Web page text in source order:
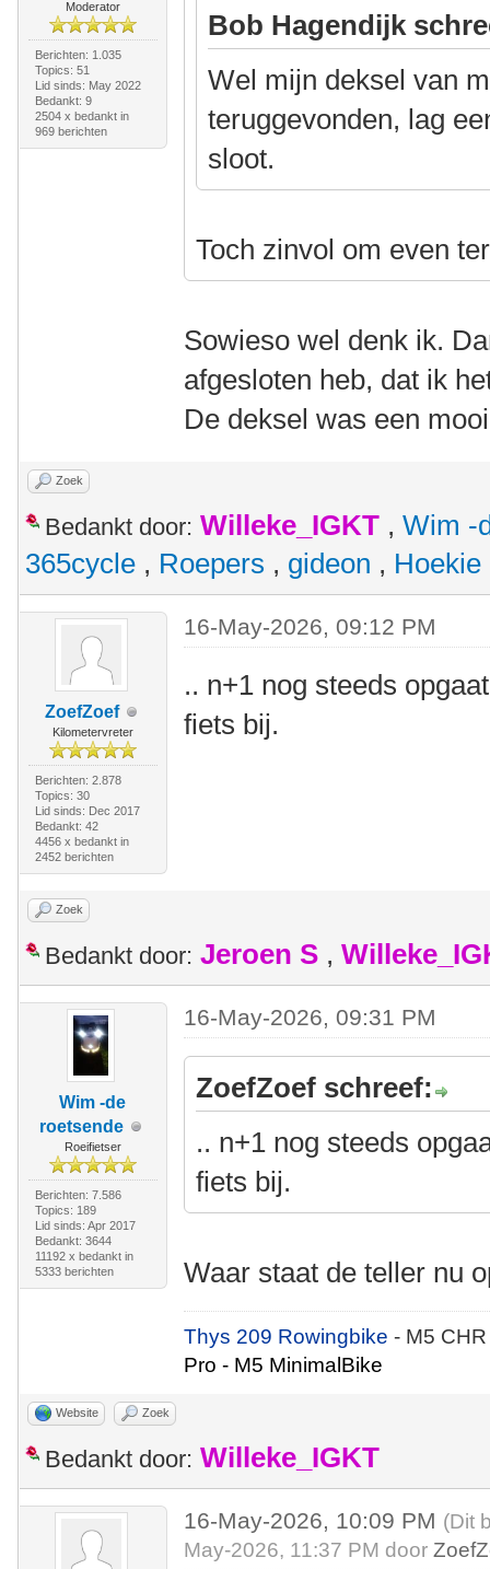
Moderator
Berichten: 1.035
Topics: 51
Lid sinds: May 2022
Bedankt: 9
2504 x bedankt in
969 berichten
Bob Hagendijk
Wel mijn deksel van
teruggevonden, lag
sloot.
Toch zinvol om even
Sowieso wel denk ik.
afgesloten heb, dat ik
De deksel was een
Zoek
Bedankt door: Willeke_IGKT , Wim -
365cycle , Roepers , gideon , Hoekie
ZoefZoef
Kilometervreter
Berichten: 2.878
Topics: 30
Lid sinds: Dec 2017
Bedankt: 42
4456 x bedankt in
2452 berichten
16-May-2026, 09:12 PM
.. n+1 nog steeds
fiets bij.
Zoek
Bedankt door: Jeroen S ,
Wim -de
roetsende
Roeifietser
Berichten: 7.586
Topics: 189
Lid sinds: Apr 2017
Bedankt: 3644
11192 x bedankt in
5333 berichten
16-May-2026, 09:31 PM
ZoefZoef schreef:
.. n+1 nog steeds
fiets bij.
Waar staat de teller nu
Thys 209 Rowingbike- M5
Pro - M5 MinimalBike
Website Zoek
Bedankt door: Willeke_IGKT
16-May-2026, 10:09 PM (Dit
May-2026, 11:37 PM door